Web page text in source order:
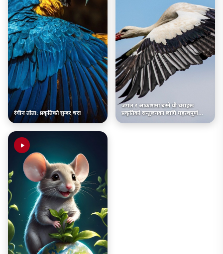
रंगीन तोता: प्रकृतिको सुन्दर चरा
जंगल र आकाशमा बस्ने यी चराहरू
प्रकृतिको सन्तुलनका लागि महत्त्वपूर्ण